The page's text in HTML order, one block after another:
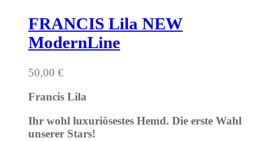
FRANCIS Lila NEW
ModernLine
50,00 €
Francis Lila
Ihr wohl luxuriösestes Hemd. Die erste Wahl
unserer Stars!